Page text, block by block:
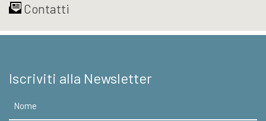
Contatti
Iscriviti alla Newsletter